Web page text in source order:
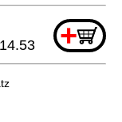
+
14.53